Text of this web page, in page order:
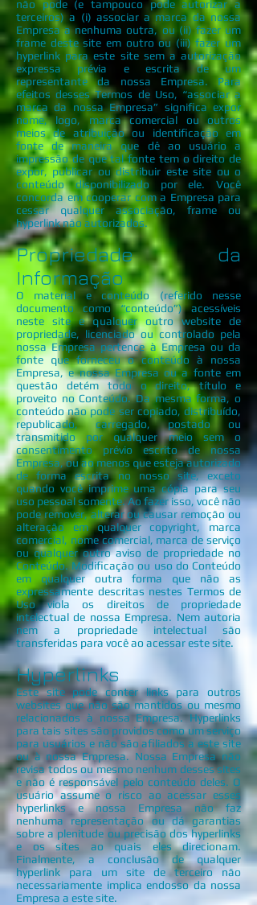
não pode (e tampouco pode autorizar a
terceiros) a (i) associar a marca da nossa
Empresa a nenhuma outra, ou (ii) fazer um
frame deste site em outro ou (iii) fazer um
hyperlink para este site sem a autorização
expressa prévia e escrita de um
representante da nossa Empresa. Para
efeitos desses Termos de Uso, “associar a
marca da nossa Empresa” significa expor
nome, logo, marca comercial ou outros
meios de atribuição ou identificação em
fonte de maneira que dê ao usuário a
impressão de que tal fonte tem o direito de
expor, publicar ou distribuir este site ou o
conteúdo disponibilizado por ele. Você
concorda em cooperar com a Empresa para
cessar qualquer associação, frame ou
hyperlink não autorizados.
Propriedade da
Informação
O material e conteúdo (referido nesse
documento como “conteúdo”) acessíveis
neste site e qualquer outro website de
propriedade, licenciado ou controlado pela
nossa Empresa pertence à Empresa ou da
fonte que forneceu o conteúdo à nossa
Empresa, e nossa Empresa ou a fonte em
questão detém todo o direito, título e
proveito no Conteúdo. Da mesma forma, o
conteúdo não pode ser copiado, distribuído,
republicado, carregado, postado ou
transmitido por qualquer meio sem o
consentimento prévio escrito de nossa
Empresa, ou ao menos que esteja autorizado
de forma escrita no nosso site, exceto
quando você imprime uma cópia para seu
uso pessoal somente. Ao fazer isso, você não
pode remover, alterar ou causar remoção ou
alteração em qualquer copyright, marca
comercial, nome comercial, marca de serviço
ou qualquer outro aviso de propriedade no
Conteúdo. Modificação ou uso do Conteúdo
em qualquer outra forma que não as
expressamente descritas nestes Termos de
Uso viola os direitos de propriedade
intelectual de nossa Empresa. Nem autoria
nem a propriedade intelectual são
transferidas para você ao acessar este site.
Hyperlinks
Este site pode conter links para outros
websites que não são mantidos ou mesmo
relacionados à nossa Empresa. Hyperlinks
para tais sites são providos como um serviço
para usuários e não são afiliados a este site
ou à nossa Empresa. Nossa Empresa não
revisa todos ou mesmo nenhum desses sites
e não é responsável pelo conteúdo deles. O
usuário assume o risco ao acessar esses
hyperlinks e nossa Empresa não faz
nenhuma representação ou dá garantias
sobre a plenitude ou precisão dos hyperlinks
e os sites ao quais eles direcionam.
Finalmente, a conclusão de qualquer
hyperlink para um site de terceiro não
necessariamente implica endosso da nossa
Empresa a este site.